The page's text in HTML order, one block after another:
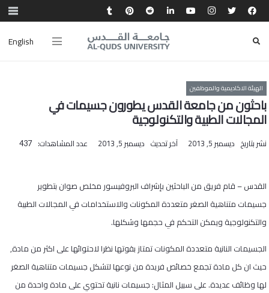
English
الهيئة الاكاديمية والموظفين
باحثون من جامعة القدس يطورون جسيمات في
المجالات الطبية والتكنولوجية
نشر بتاريخ ديسمبر 5, 2013 آخر تحديث ديسمبر 5, 2013 عدد المشاهدات: 437
القدس – قام فريق من الباحثين بإشراف البروفيسور مخلص صوان بتطوير
جسيمات متناهية الصغر متعددة المكونات والاستخدامات في المجالات الطبية
والتكنولوجية ويمكن التحكم في حجمها وشكلها.
الجسيمات النانية متعددة المكونات تمتاز بقوتها نظرا لاحتوائها على اكثر من مادة,
حيث ان كل مادة تجمع خصائص فريدة من نوعها لتشكل جسيمات متناهية الصغر
لها وظائف عديدة. على سبيل المثال: جسيمات نانية تحتوي على مادة واحدة من